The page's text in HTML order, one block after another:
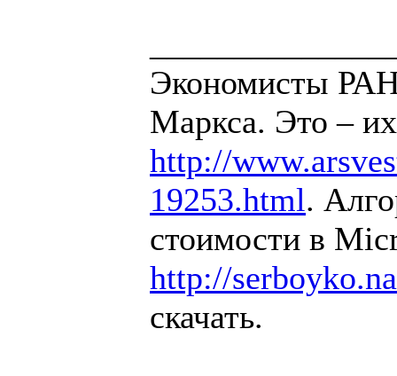
Экономисты
Маркса. Это –
http://
19253.html.
стоимости в
http://
скачать.